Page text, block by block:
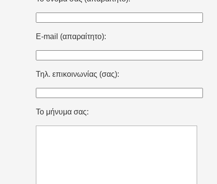
E-mail (απαραίτητο):
Τηλ. επικοινωνίας (σας):
Το μήνυμα σας: